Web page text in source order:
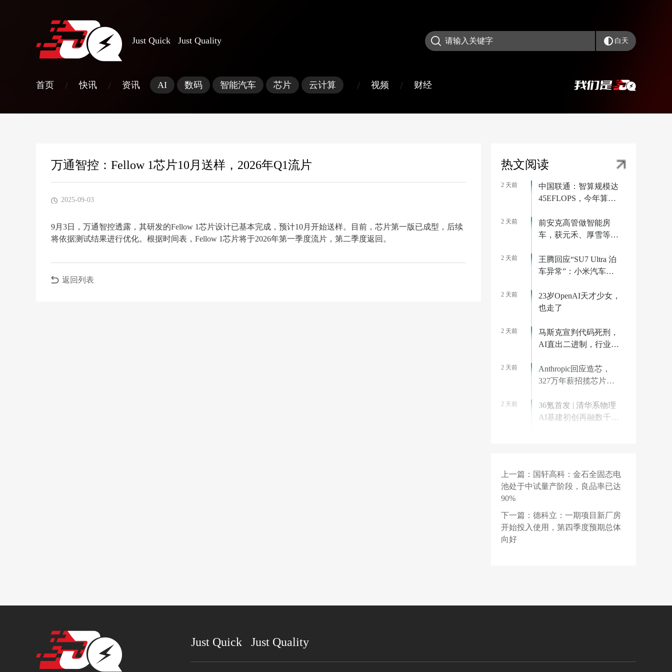
Just Quick Just Quality 白天
首页 / 快讯 / 资讯 AI 数码 智能汽车 芯片 云计算 / 视频 / 财经
万通智控：Fellow 1芯片10月送样，2026年Q1流片
2025-09-03
9月3日，万通智控透露，其研发的Fellow 1芯片设计已基本完成，预计10月开始送样。目前，芯片第一版已成型，后续
将依据测试结果进行优化。根据时间表，Fellow 1芯片将于2026年第一季度流片，第二季度返回。
返回列表
热文阅读
2 天前
中国联通：智算规模达
45EFLOPS，今年算力
2 天前
前安克高管做智能房
车，获元禾、厚雪等超
2027年初量产｜硬氪首
发
2 天前
王腾回应“SU7 Ultra 泊
车异常”：小米汽车已
景有 Bug 很正常
2 天前
23岁OpenAI天才少女，
也走了
2 天前
马斯克宣判代码死刑，
AI直出二进制，行业教
2 天前
Anthropic回应造芯，
327万年薪招揽芯片工
2 天前
36氪首发 | 清华系物理
AI基建初创再融数千万
单，重购需多花 553 美
元
1 天前
洛图科技：2026年上半
年中国运动相机市场线
1 天前
OpenAI 披露 ChatGPT
全球 10 亿用户画像：
上一篇： 国轩高科：金石全固态电
池处于中试量产阶段，良品率已达
90%
下一篇： 德科立：一期项目新厂房
开始投入使用，第四季度预期总体
向好
Just Quick Just Quality